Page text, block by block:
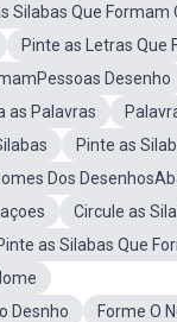
Silabas Que Formam
Pinte as Letras Que
Desenho
as Palavras
Pinte as
Dos
Circule as
as Silabas Que
Desnho
Forme O